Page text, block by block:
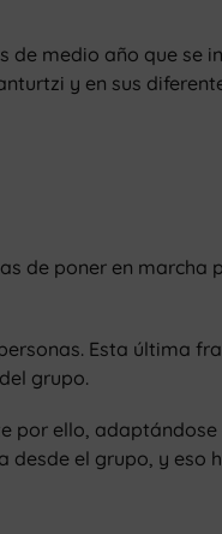
de medio año que se
y en sus
de poner en marcha
Esta última
grupo.
por ello,
el grupo, y eso